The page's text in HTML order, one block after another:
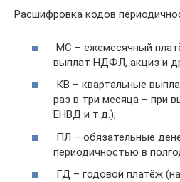
Расшифровка кодов
МС – ежемесячный
выплат НДФЛ, акциз и
КВ – квартальные
раз в три месяца – при
ЕНВД и т.д.);
ПЛ – обязательные
периодичностью в
ГД – годовой платёж